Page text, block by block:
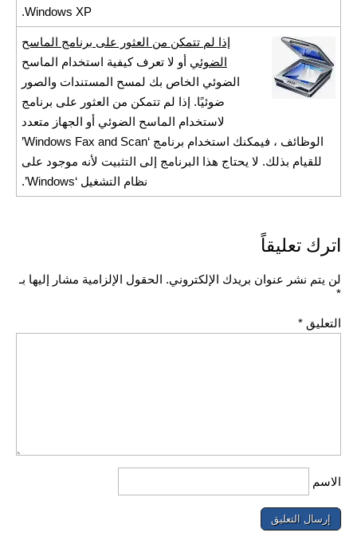
Windows XP.
إذا لم تتمكن من العثور على برنامج الماسح
الضوئي أو لا تعرف كيفية استخدام الماسح
الضوئي الخاص بك لمسح المستندات والصور
ضوئيًا. إذا لم تتمكن من العثور على برنامج
لاستخدام الماسح الضوئي أو الجهاز متعدد
الوظائف ، فيمكنك استخدام برنامج ‘Windows Fax and Scan’
للقيام بذلك. لا يحتاج هذا البرنامج إلى التثبيت لأنه موجود على
نظام التشغيل ‘Windows’.
اترك تعليقاً
لن يتم نشر عنوان بريدك الإلكتروني. الحقول الإلزامية مشار إليها بـ
*
التعليق *
الاسم